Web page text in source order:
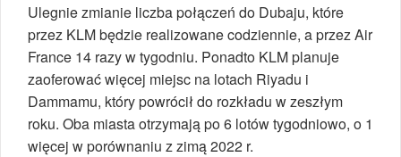
Ulegnie zmianie liczba połączeń do Dubaju, które
przez KLM będzie realizowane codziennie, a przez Air
France 14 razy w tygodniu. Ponadto KLM planuje
zaoferować więcej miejsc na lotach Riyadu i
Dammamu, który powrócił do rozkładu w zeszłym
roku. Oba miasta otrzymają po 6 lotów tygodniowo, o 1
więcej w porównaniu z zimą 2022 r.